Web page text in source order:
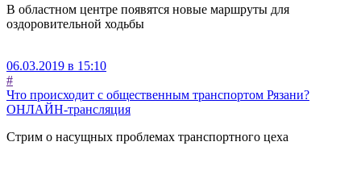
В областном центре появятся новые маршруты для
оздоровительной ходьбы
06.03.2019 в 15:10
#
Что происходит с общественным транспортом Рязани?
ОНЛАЙН-трансляция
Стрим о насущных проблемах транспортного цеха